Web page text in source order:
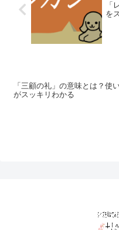
「
を
「三顧の礼」の意味とは？使
がスッキリわかる